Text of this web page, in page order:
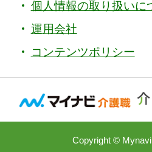
個人情報の取り扱いに
運用会社
コンテンツポリシー
Copyright ©